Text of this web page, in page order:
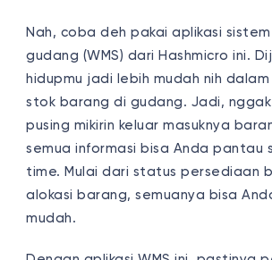
Nah, coba deh pakai aplikasi
gudang (WMS) dari Hashmicro ini.
hidupmu jadi lebih mudah nih
stok barang di gudang. Jadi,
pusing mikirin keluar masuknya
semua informasi bisa Anda pantau
time. Mulai dari status persediaan
alokasi barang, semuanya bisa
mudah.